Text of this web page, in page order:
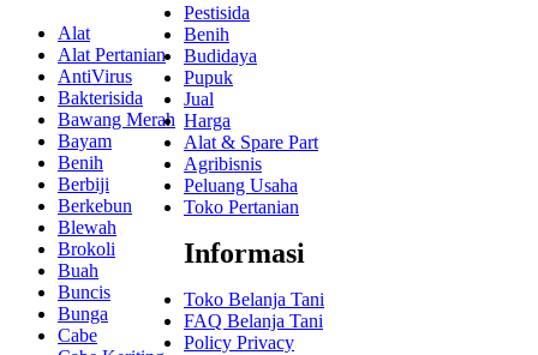
Alat
Alat Pertanian
AntiVirus
Bakterisida
Bawang Merah
Bayam
Benih
Berbiji
Berkebun
Blewah
Brokoli
Buah
Buncis
Bunga
Cabe
Pestisida
Benih
Budidaya
Pupuk
Jual
Harga
Alat & Spare Part
Agribisnis
Peluang Usaha
Toko Pertanian
Informasi
Toko Belanja Tani
FAQ Belanja Tani
Policy Privacy